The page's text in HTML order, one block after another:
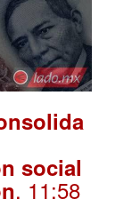
social
. 11:58